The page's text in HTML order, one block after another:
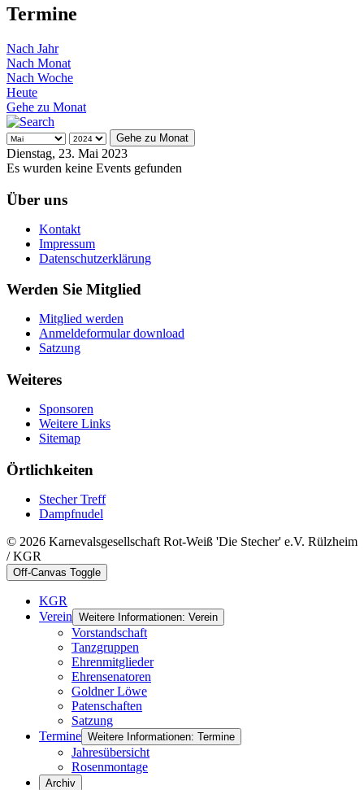
Termine
Nach Jahr
Nach Monat
Nach Woche
Heute
Gehe zu Monat
Gehe zu Monat
Dienstag, 23. Mai 2023
Es wurden keine Events gefunden
Über uns
Kontakt
Impressum
Datenschutzerklärung
Werden Sie Mitglied
Mitglied werden
Anmeldeformular download
Satzung
Weiteres
Sponsoren
Weitere Links
Sitemap
Örtlichkeiten
Stecher Treff
Dampfnudel
© 2026 Karnevalsgesellschaft Rot-Weiß 'Die Stecher' e.V. Rülzheim
/ KGR
Off-Canvas Toggle
KGR
Verein Weitere Informationen: Verein
Vorstandschaft
Tanzgruppen
Ehrenmitglieder
Ehrensenatoren
Goldner Löwe
Patenschaften
Satzung
Termine Weitere Informationen: Termine
Jahresübersicht
Rosenmontage
Archiv